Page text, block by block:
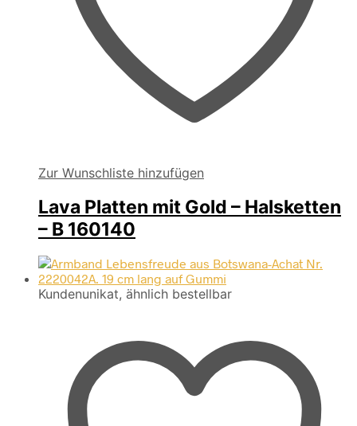
Zur Wunschliste hinzufügen
Lava Platten mit Gold – Halsketten
– B 160140
Kundenunikat, ähnlich bestellbar